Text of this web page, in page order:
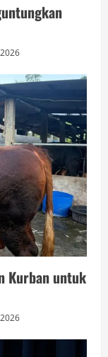
Kurban untuk